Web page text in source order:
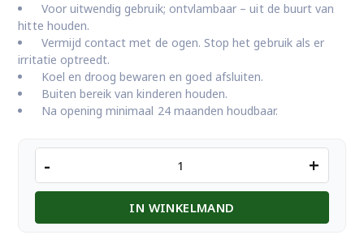
Voor uitwendig gebruik; ontvlambaar – uit de buurt van
hitte houden.
Vermijd contact met de ogen. Stop het gebruik als er
irritatie optreedt.
Koel en droog bewaren en goed afsluiten.
Buiten bereik van kinderen houden.
Na opening minimaal 24 maanden houdbaar.
250ML
aantal
- +
IN WINKELMAND